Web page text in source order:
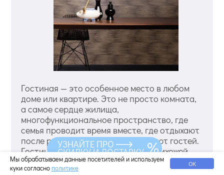
Гостиная — это особенное место в любом
доме или квартире. Это не просто комната,
а самое сердце жилища,
многофункциональное пространство, где
семья проводит время вместе, где отдыхают
после рабочего дня и где встречают гостей.
Гостиная обычно сообщается с прихожей,
может иметь выход в кухню или столовую, а в
современных квартирах-студиях и вовсе
Мы обрабатываем данные посетителей и используем
куки согласно политике ОК
УЗНАЙТЕ ПРО
СКИДКУ И ДОСТАВКУ